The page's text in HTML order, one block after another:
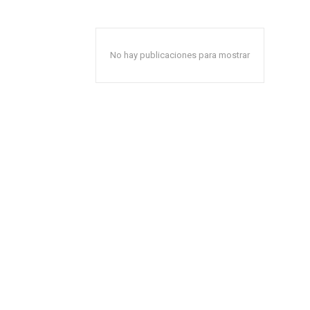
No hay publicaciones para mostrar